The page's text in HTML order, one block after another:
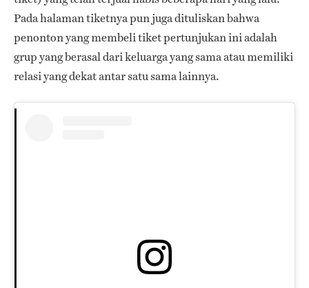
Pada halaman tiketnya pun juga dituliskan bahwa
penonton yang membeli tiket pertunjukan ini adalah
grup yang berasal dari keluarga yang sama atau memiliki
relasi yang dekat antar satu sama lainnya.